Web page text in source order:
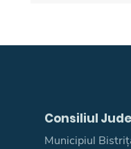
Consiliul
Municipiul